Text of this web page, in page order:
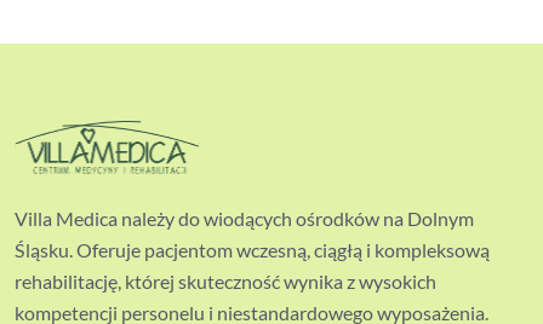
Villa Medica należy do wiodących ośrodków na Dolnym
Śląsku. Oferuje pacjentom wczesną, ciągłą i kompleksową
rehabilitację, której skuteczność wynika z wysokich
kompetencji personelu i niestandardowego wyposażenia.